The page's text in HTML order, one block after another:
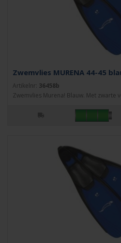
Zwemvlies MURENA 44-45
Artikelnr: 36458b
Zwemvlies Murena! Blauw. Met zwarte